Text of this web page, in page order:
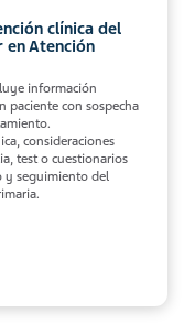
clínica del
en Atención
información
paciente con sospecha
consideraciones
test o cuestionarios
y seguimiento del